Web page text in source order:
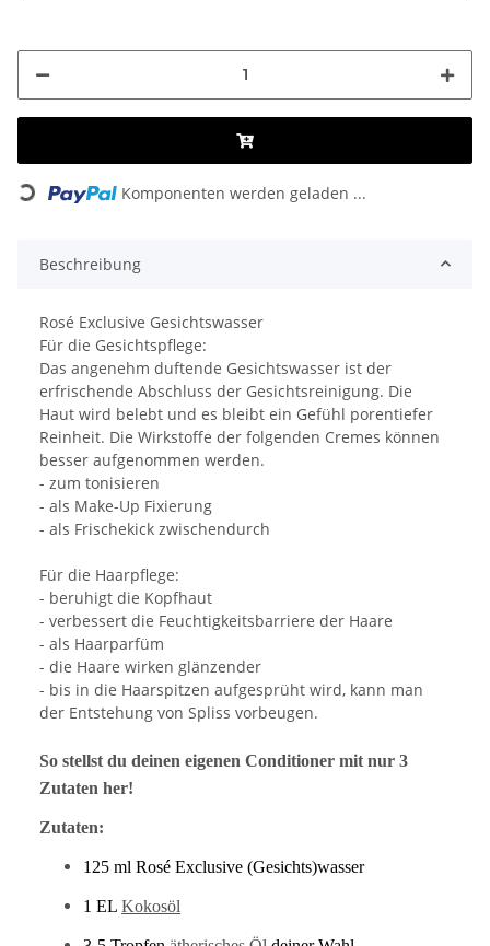
Loading... Komponenten werden geladen ...
Beschreibung
Rosé Exclusive Gesichtswasser
Für die Gesichtspflege:
Das angenehm duftende Gesichtswasser ist der
erfrischende Abschluss der Gesichtsreinigung. Die
Haut wird belebt und es bleibt ein Gefühl porentiefer
Reinheit. Die Wirkstoffe der folgenden Cremes können
besser aufgenommen werden.
- zum tonisieren
- als Make-Up Fixierung
- als Frischekick zwischendurch
Für die Haarpflege:
- beruhigt die Kopfhaut
- verbessert die Feuchtigkeitsbarriere der Haare
- als Haarparfüm
- die Haare wirken glänzender
- bis in die Haarspitzen aufgesprüht wird, kann man
der Entstehung von Spliss vorbeugen.
So stellst du deinen eigenen Conditioner mit nur 3
Zutaten her!
Zutaten:
125 ml Rosé Exclusive (Gesichts)wasser
1 EL Kokosöl